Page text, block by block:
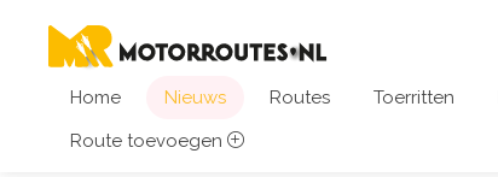
Home Nieuws Routes Toerritten
Route toevoegen